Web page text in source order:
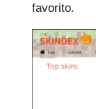
favorito.